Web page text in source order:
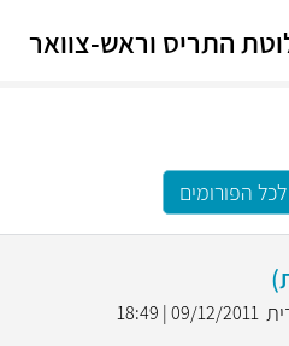
התריס וראש-צוואר
לכל הפורומים
09/12/2011 | 18:49